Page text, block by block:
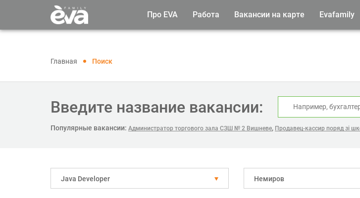
Про EVA Работа Вакансии на карте Evafamily
Главная Поиск
Введите название вакансии:
Популярные вакансии: Администратор торгового зала СЗШ № 2 Вишневе, Продавец-кассир поряд зі
Java Developer Немиров